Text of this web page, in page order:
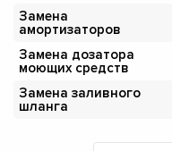
Замена
амортизаторов
Замена дозатора
моющих средств
Замена заливного
шланга